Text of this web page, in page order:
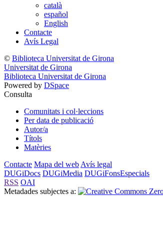
català
español
English
Contacte
Avís Legal
© Biblioteca Universitat de Girona
Universitat de Girona
Biblioteca Universitat de Girona
Powered by DSpace
Consulta
Comunitats i col·leccions
Per data de publicació
Autor/a
Títols
Matèries
Contacte Mapa del web Avís legal
DUGiDocs DUGiMedia DUGiFonsEspecials
RSS OAI
Metadades subjectes a: